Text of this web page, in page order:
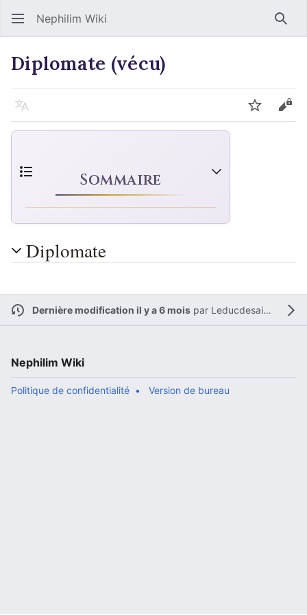
Nephilim Wiki
Diplomate (vécu)
Langue Suivre
Sommaire
Diplomate
Dernière modification il y a 6 moispar Leducdesaintamand
Nephilim Wiki
Politique de confidentialité Version de bureau